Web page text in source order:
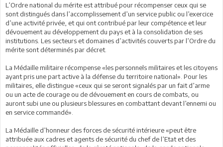
L’Ordre national du mérite est attribué pour récompenser ceux qui se
sont distingués dans l’accomplissement d’un service public ou l’exercice
d’une activité privée, et qui ont contribué par leur compétence et leur
dévouement au développement du pays et à la consolidation de ses
institutions. Les secteurs et domaines d’activités couverts par l’Ordre du
mérite sont déterminés par décret.
La Médaille militaire récompense «les personnels militaires et les citoyens
ayant pris une part active à la défense du territoire national». Pour les
militaires, elle distingue «ceux qui se seront signalés par un fait d’arme
ou un acte de courage ou de dévouement en cours de combats, ou
auront subi une ou plusieurs blessures en combattant devant l’ennemi ou
en service commandé».
La Médaille d’honneur des forces de sécurité intérieure «peut être
attribuée aux cadres et agents de sécurité du chef de l’Etat et des